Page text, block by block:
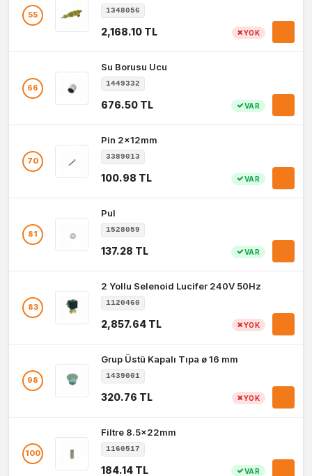
55 1348056
2,168.10 TL YOK
66
Su Borusu Ucu
1449332
676.50 TL VAR
70
Pin 2x12mm
3389013
100.98 TL VAR
81
Pul
1528059
137.28 TL VAR
83
2 Yollu Selenoid Lucifer 240V 50Hz
1120460
2,857.64 TL YOK
98
Grup Üstü Kapalı Tıpa ø 16 mm
1439001
320.76 TL YOK
100
Filtre 8.5x22mm
1160517
184.14 TL VAR